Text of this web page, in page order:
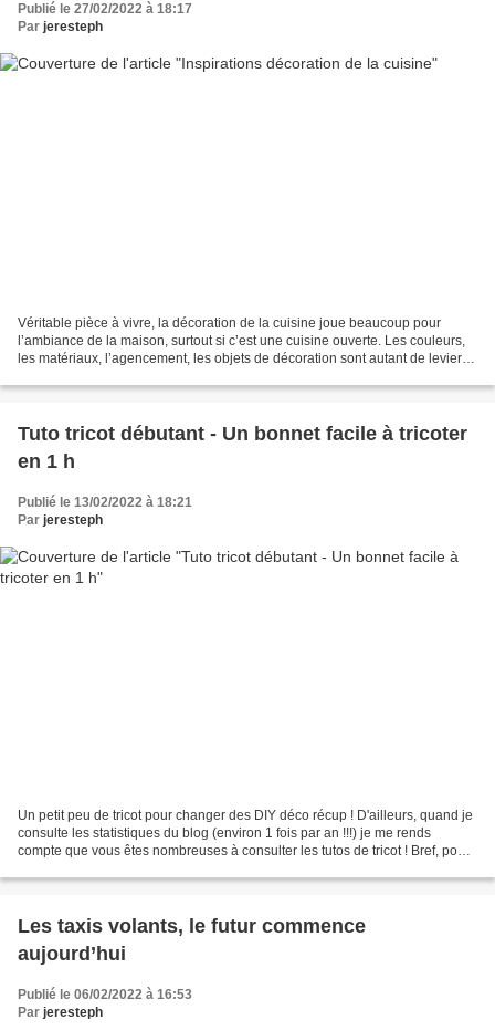
Publié le 27/02/2022 à 18:17
Par jeresteph
Véritable pièce à vivre, la décoration de la cuisine joue beaucoup pour
l’ambiance de la maison, surtout si c’est une cuisine ouverte. Les couleurs,
les matériaux, l’agencement, les objets de décoration sont autant de leviers
Tuto tricot débutant - Un bonnet facile à tricoter
en 1 h
Publié le 13/02/2022 à 18:21
Par jeresteph
Un petit peu de tricot pour changer des DIY déco récup ! D'ailleurs, quand je
consulte les statistiques du blog (environ 1 fois par an !!!) je me rends
compte que vous êtes nombreuses à consulter les tutos de tricot ! Bref, pour
Les taxis volants, le futur commence
aujourd’hui
Publié le 06/02/2022 à 16:53
Par jeresteph